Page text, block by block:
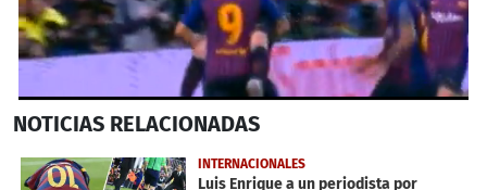
seconds
54
seconds
NOTICIAS RELACIONADAS
INTERNACIONALES
Luis Enrique a un periodista por